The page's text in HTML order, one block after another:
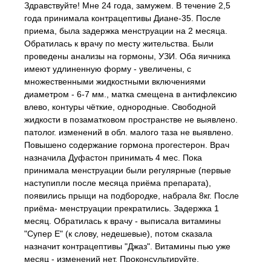
Здравствуйте! Мне 24 года, замужем. В течение 2,5
года принимала контрацептивы Диане-35. После
приема, была задержка менструации на 2 месяца.
Обратилась к врачу по месту жительства. Были
проведены анализы на гормоны, УЗИ. Оба яичника
имеют удлиненную форму - увеличены, с
множественными жидкостными включениями
диаметром - 6-7 мм., матка смещена в антифлексию
влево, контуры чёткие, однородные. Свободной
жидкости в позаматковом пространстве не выявлено.
патолог. изменений в обл. малого таза не выявлено.
Повышено содержание гормона прогестерон. Врач
назначила Дуфастон принимать 4 мес. Пока
принимала менструации были регулярные (первые
наступипли после месяца приёма препарата),
появились прыщи на подбородке, набрала 8кг. После
приёма- менструации прекратились. Задержка 1
месяц. Обратилась к врачу - выписала витамины
"Супер Е" (к слову, недешевые), потом сказала
назначит контрацептивы "Джаз". Витамины пью уже
месяц - изменений нет. Проконсультируйте,